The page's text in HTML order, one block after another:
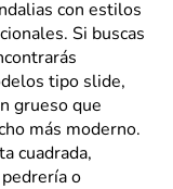
con estilos
Si buscas
tipo slide,
grueso que
más moderno.
cuadrada,
o